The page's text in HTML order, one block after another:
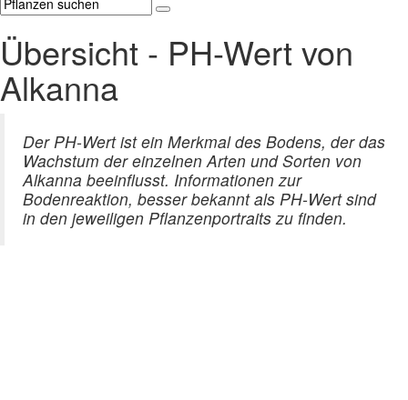
Übersicht - PH-Wert von
Alkanna
Der PH-Wert ist ein Merkmal des Bodens, der das
Wachstum der einzelnen Arten und Sorten von
Alkanna beeinflusst. Informationen zur
Bodenreaktion, besser bekannt als PH-Wert sind
in den jeweiligen Pflanzenportraits zu finden.